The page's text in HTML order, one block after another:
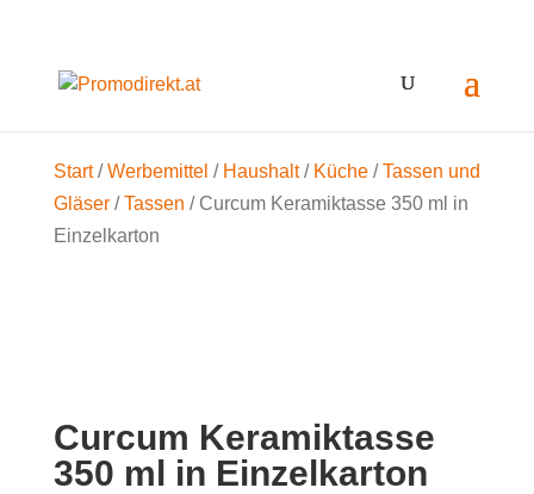
Start/Werbemittel / Haushalt/ Küche/Tassen und
Gläser/Tassen / Curcum Keramiktasse 350 ml in
Einzelkarton
Curcum Keramiktasse
350 ml in Einzelkarton